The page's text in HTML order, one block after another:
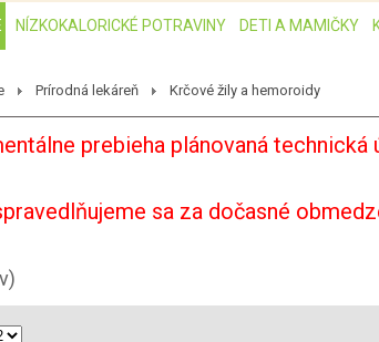
NÍZKOKALORICKÉ POTRAVINY DETI A MAMIČKY
Prírodná lekáreň Krčové žily a hemoroidy
prebieha plánovaná technická
sa za dočasné